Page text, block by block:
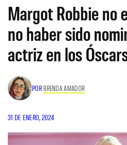
Margot Robbie no
no haber sido
actriz en los
POR BRENDA AMADOR
31 DE ENERO, 2024